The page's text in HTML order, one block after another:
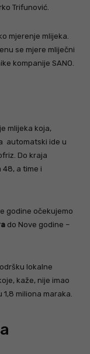
Trifunović.
mjerenje mlijeka.
se mjere mliječni
kompanije SANO.
mlijeka koja,
automatski ide u
Do kraja
a time i
godine očekujemo
do Nove godine –
lokalne
kaže, nije imao
miliona maraka.